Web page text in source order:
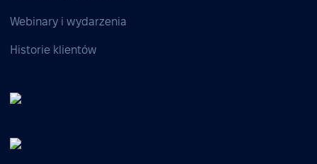
Webinary i wydarzenia
Historie klientów